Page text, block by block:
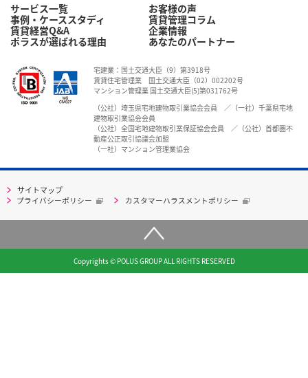
サービス一覧
事例・ケーススタディ
賃貸経営Q&A
ポラスが選ばれる理由
お客様の声
賃貸管理コラム
企業情報
あなたのパートナー
宅建業：国土交通大臣（9）第3918号
賃貸住宅管理業 国土交通大臣（02）002202号
マンション管理業 国土交通大臣(5)第031762号
（公社）埼玉県宅地建物取引業協会会員 ／（一社）千葉県宅地
建物取引業協会会員
（公社）全国宅地建物取引業保証協会会員 ／（公社）首都圏不
動産公正取引協議会加盟
（一社）マンション管理業協会
サイトマップ
プライバシーポリシー カスタマーハラスメントポリシー
Copyrights © POLUS GROUP ALL RIGHTS RESERVED